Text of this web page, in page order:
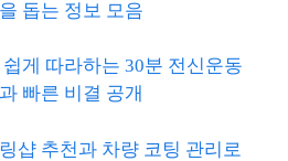
돕는 정보 모음
게 따라하는 30분 전신운동
빠른 비결 공개
샵 추천과 차량 코팅 관리로